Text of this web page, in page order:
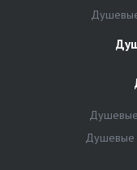
Душевые
Душевые